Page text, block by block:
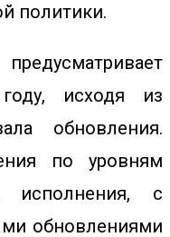
политики.
исходя из
обновления.
по уровням
исполнения, с
обновлениями